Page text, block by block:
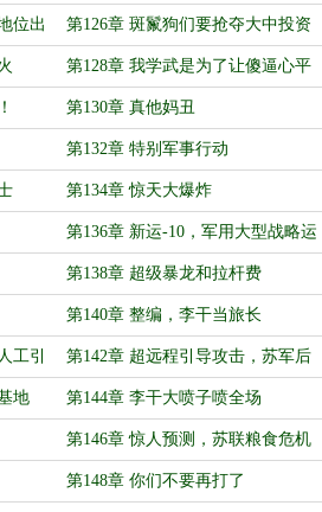
位出 第126章 斑鬣狗们要抢夺大中投资
第128章 我学武是为了让傻逼心平
气和跟我说话
第130章 真他妈丑
第132章 特别军事行动
第134章 惊天大爆炸
第136章 新运-10，军用大型战略运
输机
第138章 超级暴龙和拉杆费
第140章 整编，李干当旅长
工引 第142章 超远程引导攻击，苏军后
勤基地覆灭
地 第144章 李干大喷子喷全场
第146章 惊人预测，苏联粮食危机
第148章 你们不要再打了